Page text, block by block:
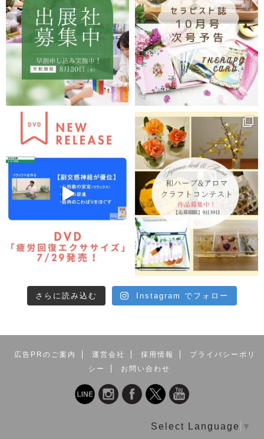
さらに読み込む Instagram でフォロー
広告PRのご案内 運営会社 採用情報
プライバシーポリ
シー
お問い合わせ
Select Language ▼